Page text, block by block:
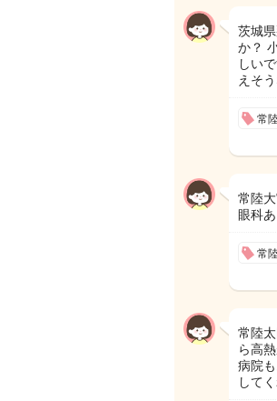
茨城
か？
しい
えそ
常
常陸
眼科
常
常陸
ら高
病院
して